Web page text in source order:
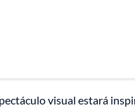
visual estará